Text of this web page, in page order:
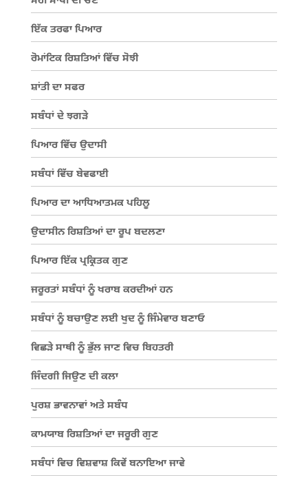
ਇੱਕ ਤਰਫਾ ਪਿਆਰ
ਰੋਮਾਂਟਿਕ ਰਿਸ਼ਤਿਆਂ ਵਿੱਚ ਸੋਝੀ
ਸ਼ਾਂਤੀ ਦਾ ਸਫਰ
ਸਬੰਧਾਂ ਦੇ ਝਗੜੇ
ਪਿਆਰ ਵਿੱਚ ਉਦਾਸੀ
ਸਬੰਧਾਂ ਵਿੱਚ ਬੇਵਫਾਈ
ਪਿਆਰ ਦਾ ਆਧਿਆਤਮਕ ਪਹਿਲੂ
ਉਦਾਸੀਨ ਰਿਸ਼ਤਿਆਂ ਦਾ ਰੂਪ ਬਦਲਣਾ
ਪਿਆਰ ਇੱਕ ਪ੍ਰਕ੍ਰਿਤਕ ਗੁਣ
ਜਰੂਰਤਾਂ ਸਬੰਧਾਂ ਨੂੰ ਖਰਾਬ ਕਰਦੀਆਂ ਹਨ
ਸਬੰਧਾਂ ਨੂੰ ਬਚਾਉਣ ਲਈ ਖੁਦ ਨੂੰ ਜਿੰਮੇਵਾਰ ਬਣਾਓ
ਵਿਛੜੇ ਸਾਥੀ ਨੂੰ ਭੁੱਲ ਜਾਣ ਵਿਚ ਬਿਹਤਰੀ
ਜਿੰਦਗੀ ਜਿਉਣ ਦੀ ਕਲਾ
ਪੁਰਸ਼ ਭਾਵਨਾਵਾਂ ਅਤੇ ਸਬੰਧ
ਕਾਮਯਾਬ ਰਿਸ਼ਤਿਆਂ ਦਾ ਜਰੂਰੀ ਗੁਣ
ਸਬੰਧਾਂ ਵਿਚ ਵਿਸ਼ਵਾਸ਼ ਕਿਵੇਂ ਬਨਾਇਆ ਜਾਵੇ